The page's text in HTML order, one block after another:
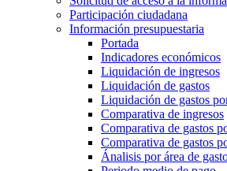
Participación ciudadana
Información presupuestaria
Portada
Indicadores económicos
Liquidación de ingresos
Liquidación de gastos
Liquidación de gastos
Comparativa de ingresos
Comparativa de gastos
Comparativa de gastos
Ánalisis por área de